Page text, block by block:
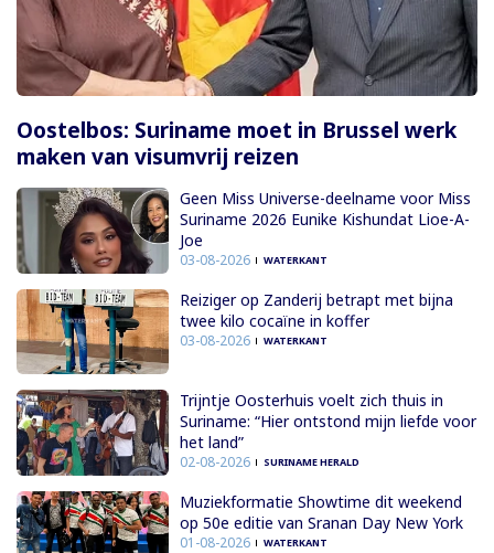
Oostelbos: Suriname moet in Brussel werk
maken van visumvrij reizen
Geen Miss Universe-deelname voor Miss
Suriname 2026 Eunike Kishundat Lioe-A-
Joe
03-08-2026 WATERKANT
Reiziger op Zanderij betrapt met bijna
twee kilo cocaïne in koffer
03-08-2026 WATERKANT
Trijntje Oosterhuis voelt zich thuis in
Suriname: “Hier ontstond mijn liefde voor
het land”
02-08-2026 SURINAME HERALD
Muziekformatie Showtime dit weekend
op 50e editie van Sranan Day New York
01-08-2026 WATERKANT